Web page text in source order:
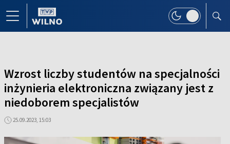
Wzrost liczby studentów na specjalności
inżynieria elektroniczna związany jest z
niedoborem specjalistów
25.09.2023, 15:03